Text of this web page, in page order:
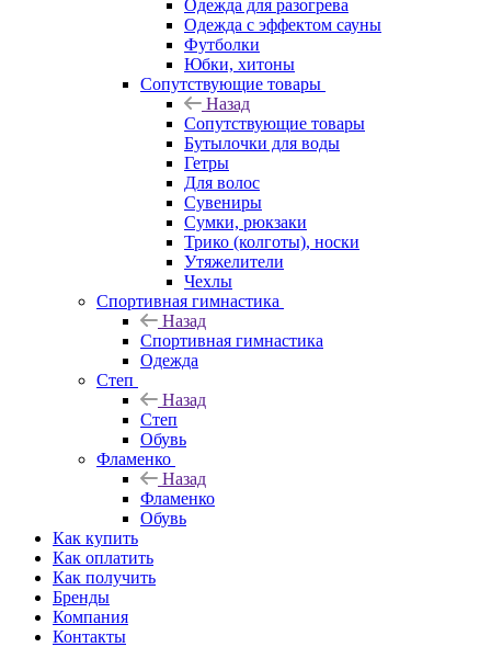
Одежда для разогрева
Одежда с эффектом сауны
Футболки
Юбки, хитоны
Сопутствующие товары
Назад
Сопутствующие товары
Бутылочки для воды
Гетры
Для волос
Сувениры
Сумки, рюкзаки
Трико (колготы), носки
Утяжелители
Чехлы
Спортивная гимнастика
Назад
Спортивная гимнастика
Одежда
Степ
Назад
Степ
Обувь
Фламенко
Назад
Фламенко
Обувь
Как купить
Как оплатить
Как получить
Бренды
Компания
Контакты